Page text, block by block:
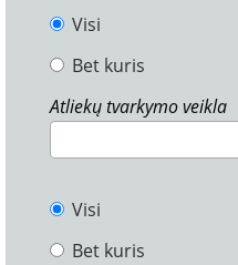
Visi
Bet kuris
Atliekų tvarkymo veikla
Visi
Bet kuris